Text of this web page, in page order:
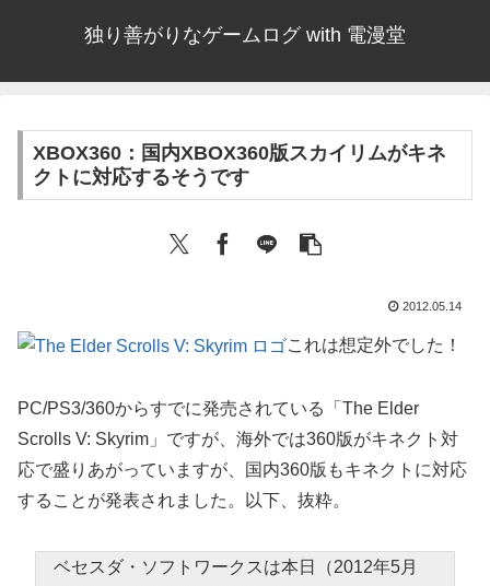
独り善がりなゲームログ with 電漫堂
XBOX360：国内XBOX360版スカイリムがキネ
クトに対応するそうです
2012.05.14
これは想定外でした！
PC/PS3/360からすでに発売されている「The Elder
Scrolls V: Skyrim」ですが、海外では360版がキネクト対
応で盛りあがっていますが、国内360版もキネクトに対応
することが発表されました。以下、抜粋。
ベセスダ・ソフトワークスは本日（2012年5月